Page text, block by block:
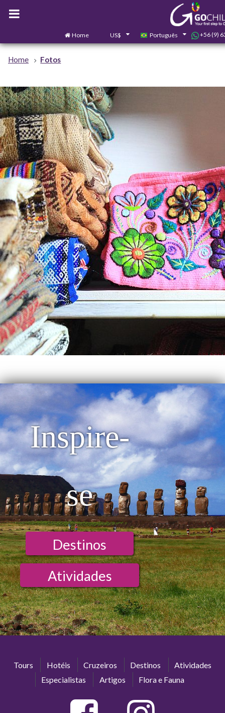
Home US$ Português +56 (9)
Home Fotos
Inspire-
se
Destinos
Atividades
Tours Hotéis Cruzeiros Destinos
Atividades
Especialistas
Artigos Flora e Fauna